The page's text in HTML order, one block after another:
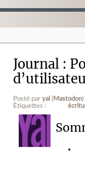
Journal
Posté paryal ( Mastodon)
Étiquettes :